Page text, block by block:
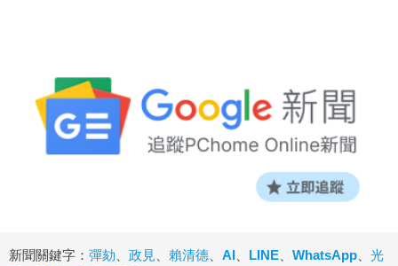
新聞關鍵字： 彈劾、 政見、 賴清德、 AI 、 LINE、 WhatsApp、 光